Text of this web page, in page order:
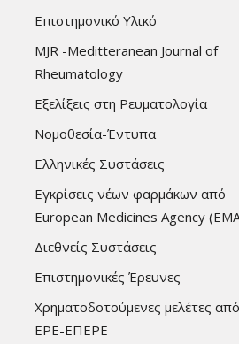
Επιστημονικό Υλικό
MJR -Meditteranean Journal of
Rheumatology
Εξελίξεις στη Ρευματολογία
Νομοθεσία-Έντυπα
Ελληνικές Συστάσεις
Εγκρίσεις νέων φαρμάκων από
European Medicines Agency
Διεθνείς Συστάσεις
Επιστημονικές Έρευνες
Χρηματοδοτούμενες μελέτες
ΕΡΕ-ΕΠΕΡΕ